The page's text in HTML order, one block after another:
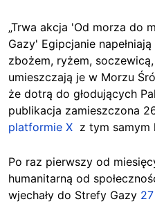
„Trwa akcja 'Od morza do
Gazy' Egipcjanie
zbożem, ryżem,
umieszczają je w Morzu
że dotrą do głodujących
publikacja zamieszczona
platformie X z tym samym
Po raz pierwszy od
humanitarną od
wjechały do Strefy Gazy